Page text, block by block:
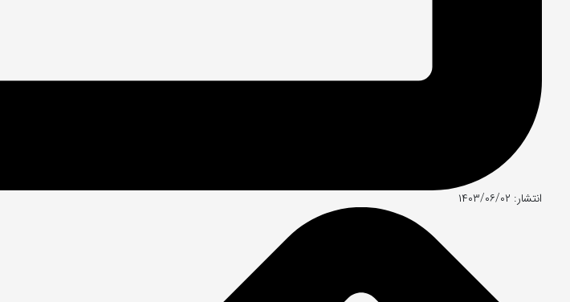
انتشار: ۱۴۰۳/۰۶/۰۲